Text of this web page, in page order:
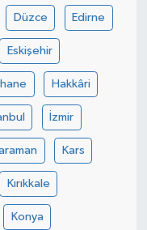
Düzce Edirne
Eskişehir
Hakkâri
İzmir
Kars
Kırıkkale
Konya